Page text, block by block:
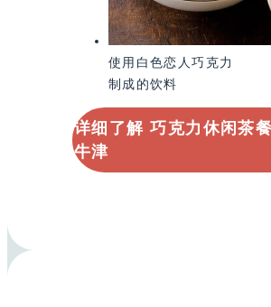
使用白色恋人巧克力
制成的饮料
详细了解 巧克力休闲茶
牛津